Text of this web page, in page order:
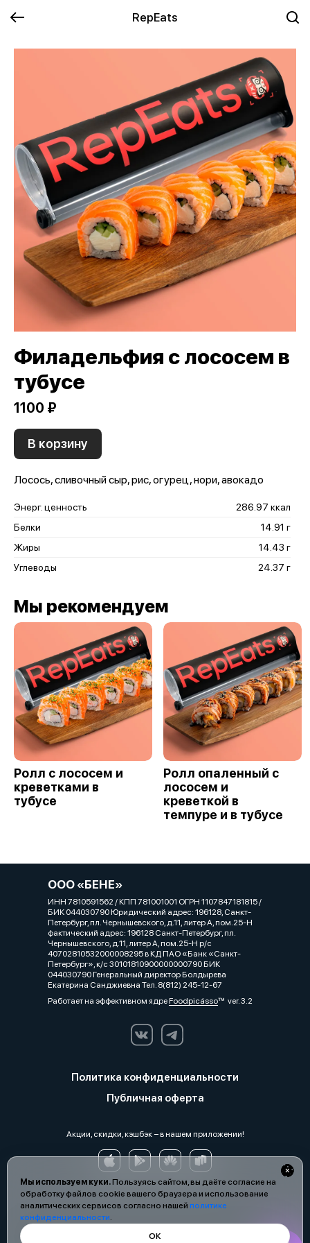
RepEats
Мы используем куки.Пользуясь сайтом, вы даёте согласие на
обработку файлов cookie вашего браузера и использование
аналитических сервисов согласно нашей политике
конфиденциальности.
ОК
Филадельфия с лососем в
тубусе
1100 ₽
В корзину
Лосось, сливочный сыр, рис, огурец, нори, авокадо
Энерг. ценность
286.97 ккал
Белки
14.91 г
Жиры
14.43 г
Углеводы
24.37 г
Мы рекомендуем
Ролл с лососем и
креветками в
тубусе
Ролл опаленный с
лососем и
креветкой в
темпуре и в тубусе
ООО «БЕНЕ»
ИНН 7810591562 / КПП 781001001 ОГРН 1107847181815 /
БИК 044030790 Юридический адрес: 196128, Санкт-
Петербург, пл. Чернышевского, д.11, литер А, пом.25-Н
фактический адрес: 196128 Санкт-Петербург, пл.
Чернышевского, д.11, литер А, пом.25-Н р/с
40702810532000008295 в КД ПАО «Банк «Санкт-
Петербург», к/с 30101810900000000790 БИК
044030790 Генеральный директор Болдырева
Екатерина Санджиевна Тел. 8(812) 245-12-67
Работает на эффективном ядреFoodpicássover. 3.2
Политика конфиденциальности
Публичная оферта
Акции, скидки, кэшбэк − в нашем приложении!